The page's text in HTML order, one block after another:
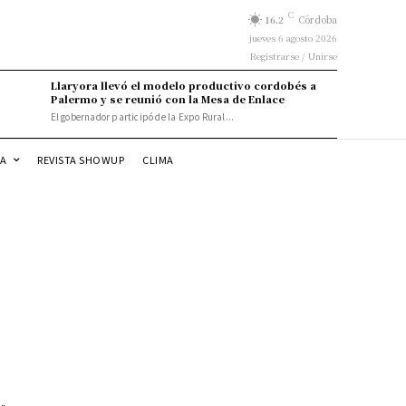
16.2 C Córdoba
jueves 6 agosto 2026
Registrarse / Unirse
Llaryora llevó el modelo productivo cordobés a
Palermo y se reunió con la Mesa de Enlace
El gobernador participó de la Expo Rural...
REVISTA SHOWUP CLIMA